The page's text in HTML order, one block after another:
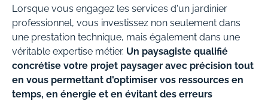
Lorsque vous engagez les services d'un jardinier
professionnel, vous investissez non seulement dans
une prestation technique, mais également dans une
véritable expertise métier. Un paysagiste qualifié
concrétise votre projet paysager avec précision tout
en vous permettant d'optimiser vos ressources en
temps, en énergie et en évitant des erreurs